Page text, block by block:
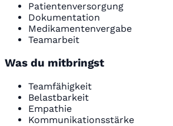
Patientenversorgung
Dokumentation
Medikamentenvergabe
Teamarbeit
Was du mitbringst
Teamfähigkeit
Belastbarkeit
Empathie
Kommunikationsstärke